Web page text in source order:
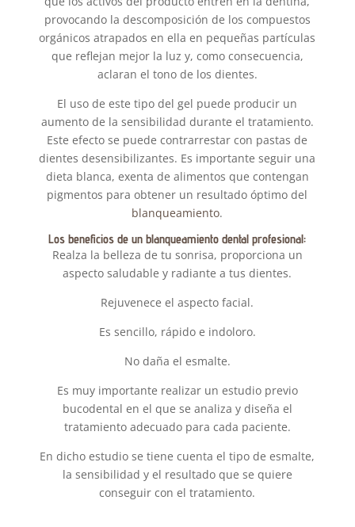
provocando la descomposición de los compuestos
orgánicos atrapados en ella en pequeñas partículas
que reflejan mejor la luz y, como consecuencia,
aclaran el tono de los dientes.
El uso de este tipo del gel puede producir un
aumento de la sensibilidad durante el tratamiento.
Este efecto se puede contrarrestar con pastas de
dientes desensibilizantes. Es importante seguir una
dieta blanca, exenta de alimentos que contengan
pigmentos para obtener un resultado óptimo del
blanqueamiento.
Los beneficios de un blanqueamiento dental profesional:
Realza la belleza de tu sonrisa, proporciona un
aspecto saludable y radiante a tus dientes.
Rejuvenece el aspecto facial.
Es sencillo, rápido e indoloro.
No daña el esmalte.
Es muy importante realizar un estudio previo
bucodental en el que se analiza y diseña el
tratamiento adecuado para cada paciente.
En dicho estudio se tiene cuenta el tipo de esmalte,
la sensibilidad y el resultado que se quiere
conseguir con el tratamiento.